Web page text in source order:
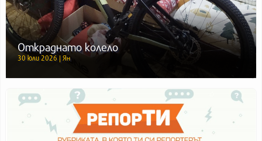
Откраднато колело
30 юли 2026 | Ян